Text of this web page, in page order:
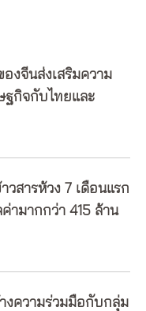
งจีนส่งเสริมความ
ฐกิจกับไทยและ
วสารห้วง 7 เดือนแรก
ามากกว่า 415 ล้าน
างความร่วมมือกับกลุ่ม